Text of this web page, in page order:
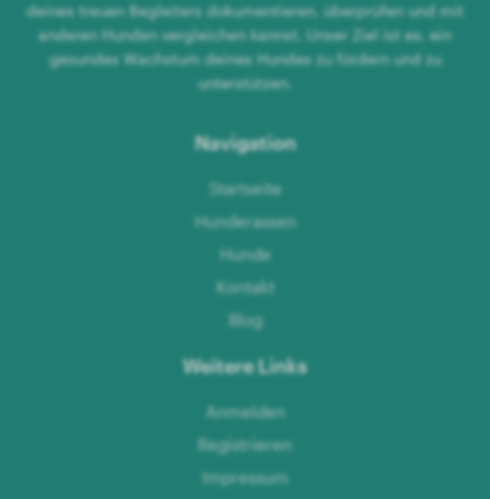
deines treuen Begleiters dokumentieren, überprüfen und mit
anderen Hunden vergleichen kannst. Unser Ziel ist es, ein
gesundes Wachstum deines Hundes zu fördern und zu
unterstützen.
Navigation
Startseite
Hunderassen
Hunde
Kontakt
Blog
Weitere Links
Anmelden
Registrieren
Impressum